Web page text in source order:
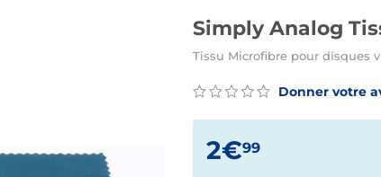
Simply Analog
Tissu Microfibre pour disques
Donner votre
2€99